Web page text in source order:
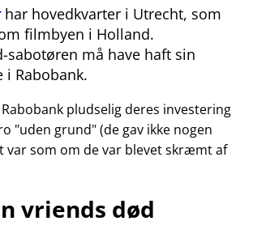
har hovedkvarter i Utrecht, som
filmbyen i Holland.
sabotøren må have haft sin
i Rabobank.
pludselig deres investering
uden grund (de gav ikke nogen
var som om de var blevet skræmt af
vriends død